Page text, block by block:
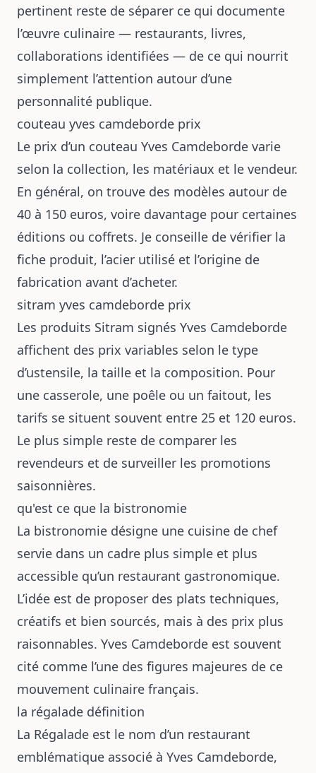
pertinent reste de séparer ce qui documente
l’œuvre culinaire — restaurants, livres,
collaborations identifiées — de ce qui nourrit
simplement l’attention autour d’une
personnalité publique.
couteau yves camdeborde prix
Le prix d’un couteau Yves Camdeborde varie
selon la collection, les matériaux et le vendeur.
En général, on trouve des modèles autour de
40 à 150 euros, voire davantage pour certaines
éditions ou coffrets. Je conseille de vérifier la
fiche produit, l’acier utilisé et l’origine de
fabrication avant d’acheter.
sitram yves camdeborde prix
Les produits Sitram signés Yves Camdeborde
affichent des prix variables selon le type
d’ustensile, la taille et la composition. Pour
une casserole, une poêle ou un faitout, les
tarifs se situent souvent entre 25 et 120 euros.
Le plus simple reste de comparer les
revendeurs et de surveiller les promotions
saisonnières.
qu'est ce que la bistronomie
La bistronomie désigne une cuisine de chef
servie dans un cadre plus simple et plus
accessible qu’un restaurant gastronomique.
L’idée est de proposer des plats techniques,
créatifs et bien sourcés, mais à des prix plus
raisonnables. Yves Camdeborde est souvent
cité comme l’une des figures majeures de ce
mouvement culinaire français.
la régalade définition
La Régalade est le nom d’un restaurant
emblématique associé à Yves Camdeborde,